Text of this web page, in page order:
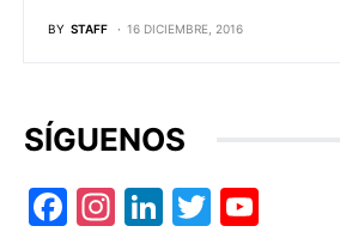
BY STAFF 16 DICIEMBRE, 2016
SÍGUENOS
Facebook
Instagram
LinkedIn
Twitter